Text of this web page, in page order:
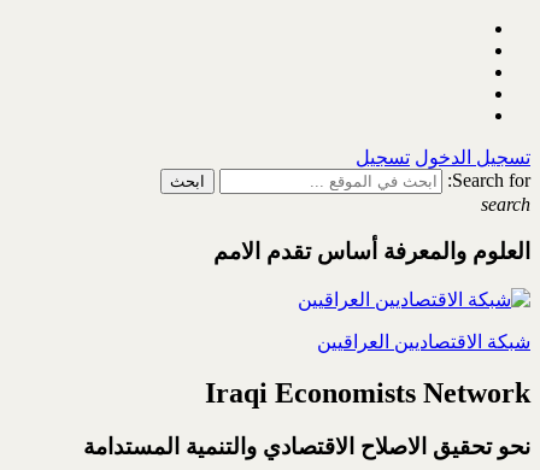
تسجيل الدخول تسجيل
Search for:
search
العلوم والمعرفة أساس تقدم الامم
شبكة الاقتصاديين العراقيين
Iraqi Economists Network
نحو تحقيق الاصلاح الاقتصادي والتنمية المستدامة